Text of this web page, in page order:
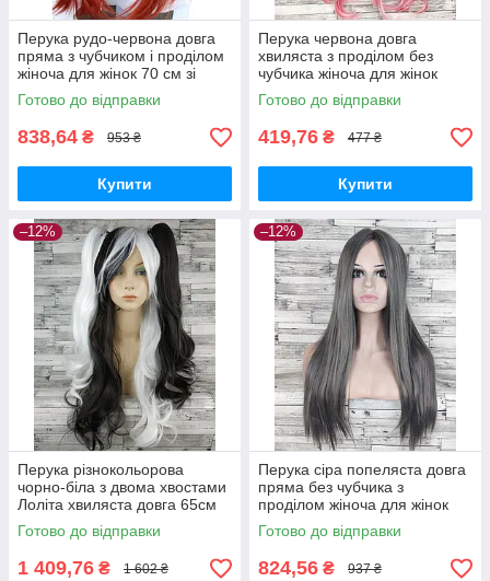
Перука рудо-червона довга
пряма з чубчиком і проділом
жіноча для жінок 70 см зі
штучного волосся
Готово до відправки
838,64 ₴ 953 ₴
Купити
Перука червона довга
хвиляста з проділом без
чубчика жіноча для жінок
80см зі штучного волосся з
темним
Готово до відправки
419,76 ₴ 477 ₴
Купити
–12%
Перука різнокольорова
чорно-біла з двома хвостами
Лоліта хвиляста довга 65см
жіноча штучна з довгим
чубчиком
Готово до відправки
1 409,76 ₴ 1 602 ₴
–12%
Перука сіра попеляста довга
пряма без чубчика з
проділом жіноча для жінок
70см зі штучного волосся
Готово до відправки
824,56 ₴ 937 ₴